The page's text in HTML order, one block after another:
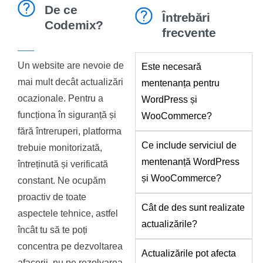
De ce
Codemix?
Un website are nevoie de
mai mult decât actualizări
ocazionale. Pentru a
funcționa în siguranță și
fără întreruperi, platforma
trebuie monitorizată,
întreținută și verificată
constant. Ne ocupăm
proactiv de toate
aspectele tehnice, astfel
încât tu să te poți
concentra pe dezvoltarea
Întrebări
frecvente
Este necesară
mentenanța pentru
WordPress și
WooCommerce?
Ce include serviciul de
mentenanță WordPress
și WooCommerce?
Cât de des sunt realizate
actualizările?
Actualizările pot afecta